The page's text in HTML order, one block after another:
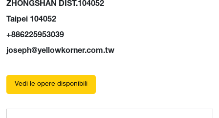
ZHONGSHAN DIST.104052
Taipei 104052
+886225953039
joseph@yellowkorner.com.tw
Vedi le opere disponibili